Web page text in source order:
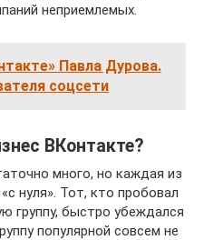
неприемлемых.
Павла Дурова.
соцсети
ВКонтакте?
много, но каждая из
нуля». Тот, кто пробовал
группу, быстро убеждался
популярной совсем не